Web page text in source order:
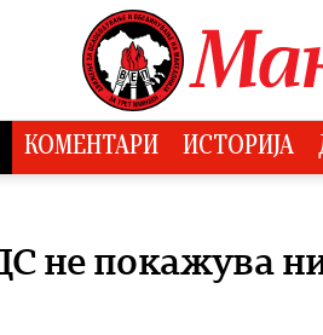
КОМЕНТАРИ ИСТОРИЈА
не покажува